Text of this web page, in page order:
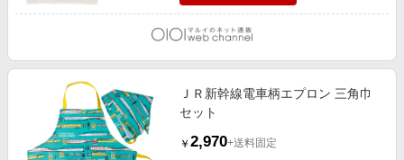
ＪＲ新幹線電車柄エプロン 三角巾
セット
￥ 2,970+送料固定